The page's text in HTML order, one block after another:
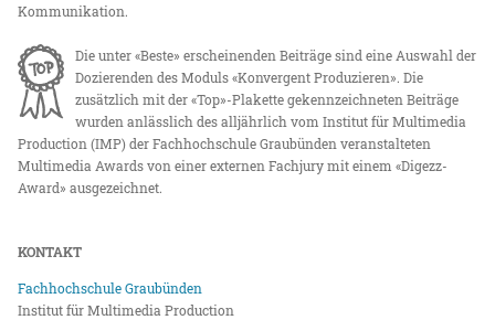
Kommunikation.
Die unter «Beste» erscheinenden Beiträge sind eine Auswahl der
Dozierenden des Moduls «Konvergent Produzieren». Die
zusätzlich mit der «Top»-Plakette gekennzeichneten Beiträge
wurden anlässlich des alljährlich vom Institut für Multimedia
Production (IMP) der Fachhochschule Graubünden veranstalteten
Multimedia Awards von einer externen Fachjury mit einem «Digezz-
Award» ausgezeichnet.
KONTAKT
Fachhochschule Graubünden
Institut für Multimedia Production